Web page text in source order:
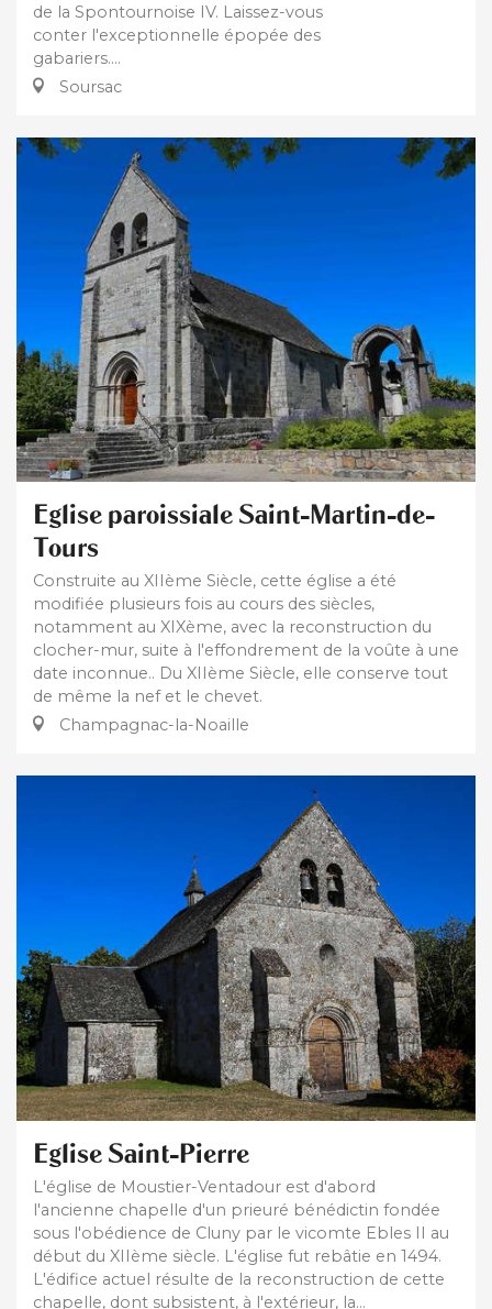
de la Spontournoise IV. Laissez-vous
conter l'exceptionnelle épopée des
gabariers....
Soursac
Eglise paroissiale Saint-Martin-de-
Tours
Construite au XIIème Siècle, cette église a été
modifiée plusieurs fois au cours des siècles,
notamment au XIXème, avec la reconstruction du
clocher-mur, suite à l'effondrement de la voûte à une
date inconnue.. Du XIIème Siècle, elle conserve tout
de même la nef et le chevet.
Champagnac-la-Noaille
Eglise Saint-Pierre
L'église de Moustier-Ventadour est d'abord
l'ancienne chapelle d'un prieuré bénédictin fondée
sous l'obédience de Cluny par le vicomte Ebles II au
début du XIIème siècle. L'église fut rebâtie en 1494.
L'édifice actuel résulte de la reconstruction de cette
chapelle, dont subsistent, à l'extérieur, la...